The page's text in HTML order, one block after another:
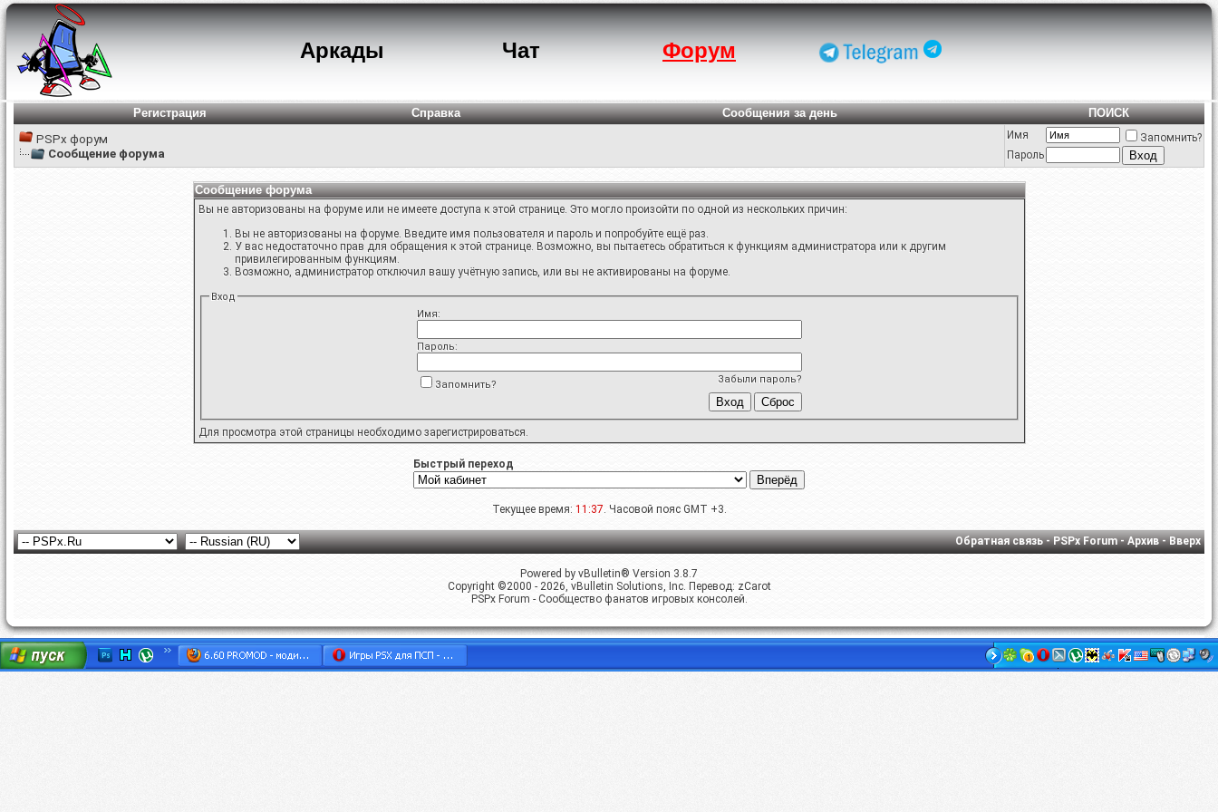
Аркады Чат Форум
Регистрация Справка Сообщения за день
ПОИСК
PSPx форум
Сообщение форума
Имя
Запомнить?
Пароль
Сообщение форума
Вы не авторизованы на форуме или не имеете доступа к этой странице. Это могло произойти по одной из нескольких причин:
Вы не авторизованы на форуме. Введите имя пользователя и пароль и попробуйте ещё раз.
У вас недостаточно прав для обращения к этой странице. Возможно, вы пытаетесь обратиться к функциям администратора или к другим
привилегированным функциям.
Возможно, администратор отключил вашу учётную запись, или вы не активированы на форуме.
Вход
Имя:
Пароль:
Забыли пароль?
Запомнить?
Для просмотра этой страницы необходимо зарегистрироваться.
Быстрый переход
Текущее время: 11:37. Часовой пояс GMT +3.
Обратная связь-PSPx Forum-Архив-Вверх
Powered by vBulletin® Version 3.8.7
Copyright ©2000 - 2026, vBulletin Solutions, Inc. Перевод: zCarot
PSPx Forum - Сообщество фанатов игровых консолей.